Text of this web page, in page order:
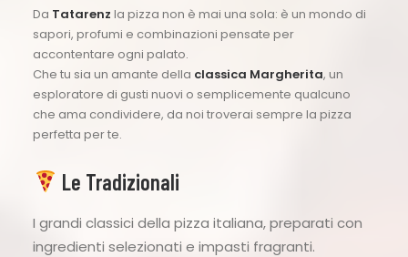
Da Tatarenz la pizza non è mai una sola: è un mondo di
sapori, profumi e combinazioni pensate per
accontentare ogni palato.
Che tu sia un amante della classica Margherita, un
esploratore di gusti nuovi o semplicemente qualcuno
che ama condividere, da noi troverai sempre la pizza
perfetta per te.
Le Tradizionali
I grandi classici della pizza italiana, preparati con
ingredienti selezionati e impasti fragranti.